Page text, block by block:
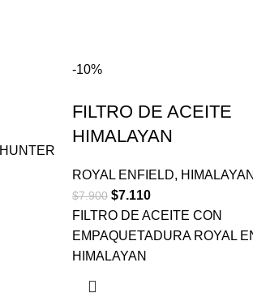
HUNTER
-10%
FILTRO DE ACEITE
HIMALAYAN
ROYAL ENFIELD, HIMALAYAN
$7.900 $7.110
FILTRO DE ACEITE CON
EMPAQUETADURA ROYAL
HIMALAYAN